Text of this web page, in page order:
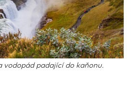
vodopád padající do kaňonu.